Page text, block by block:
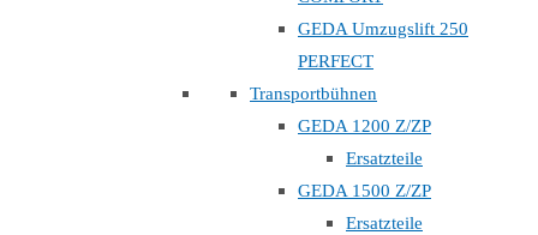
GEDA Umzugslift 250
PERFECT
Transportbühnen
GEDA 1200 Z/ZP
Ersatzteile
GEDA 1500 Z/ZP
Ersatzteile